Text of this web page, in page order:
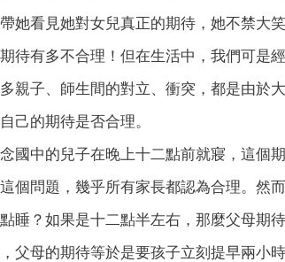
她看見她對女兒真正的期待，她不禁
待有多不合理！但在生活中，我們可
親子、師生間的對立、衝突，都是由於
己的期待是否合理。
國中的兒子在晚上十二點前就寢，這個
個問題，幾乎所有家長都認為合理。然
睡？如果是十二點半左右，那麼父母期
父母的期待等於是要孩子立刻提早兩小